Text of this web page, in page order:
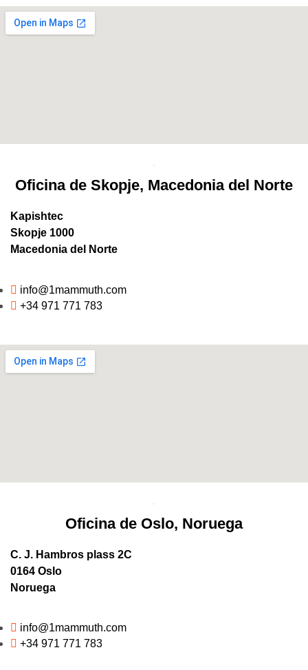
Oficina de Skopje, Macedonia del Norte
Kapishtec
Skopje 1000
Macedonia del Norte
info@1mammuth.com
+34 971 771 783
Oficina de Oslo, Noruega
C. J. Hambros plass 2C
0164 Oslo
Noruega
info@1mammuth.com
+34 971 771 783